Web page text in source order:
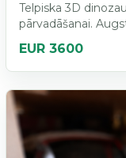
Telpiska 3D
pārvadāšanai.
EUR 3600